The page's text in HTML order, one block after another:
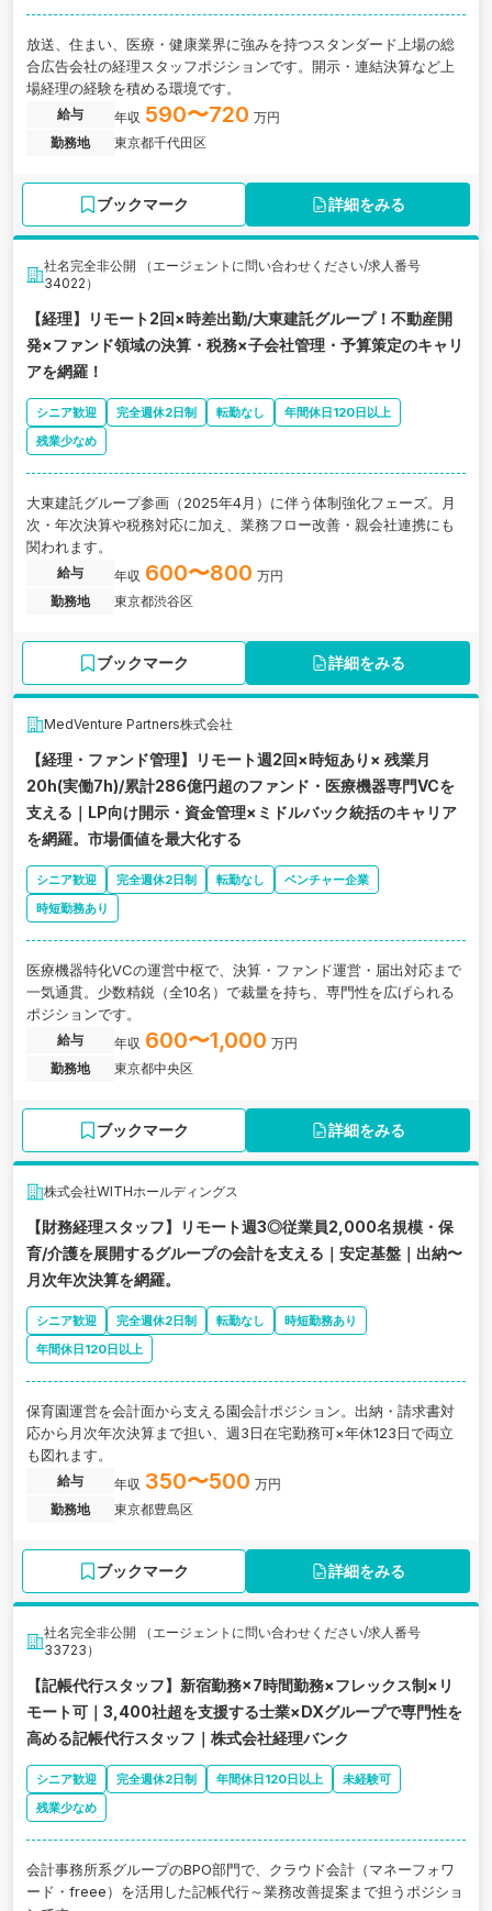
放送、住まい、医療・健康業界に強みを持つスタンダード上場の総
合広告会社の経理スタッフポジションです。開示・連結決算など上
場経理の経験を積める環境です。
給与 年収 590〜720 万円
勤務地
東京都千代田区
ブックマーク 詳細をみる
社名完全非公開 （エージェントに問い合わせください/求人番号
34022）
【経理】リモート2回×時差出勤/大東建託グループ！不動産開
発×ファンド領域の決算・税務×子会社管理・予算策定のキャリ
アを網羅！
シニア歓迎 完全週休2日制 転勤なし
年間休日120日以上
残業少なめ
大東建託グループ参画（2025年4月）に伴う体制強化フェーズ。月
次・年次決算や税務対応に加え、業務フロー改善・親会社連携にも
関われます。
給与 年収 600〜800 万円
勤務地
東京都渋谷区
ブックマーク 詳細をみる
MedVenture Partners株式会社
【経理・ファンド管理】リモート週2回×時短あり× 残業月
20h(実働7h)/累計286億円超のファンド・医療機器専門VCを
支える｜LP向け開示・資金管理×ミドルバック統括のキャリア
を網羅。市場価値を最大化する
シニア歓迎 完全週休2日制 転勤なし
ベンチャー企業
時短勤務あり
医療機器特化VCの運営中枢で、決算・ファンド運営・届出対応まで
一気通貫。少数精鋭（全10名）で裁量を持ち、専門性を広げられる
ポジションです。
給与 年収 600〜1,000 万円
勤務地
東京都中央区
ブックマーク 詳細をみる
株式会社WITHホールディングス
【財務経理スタッフ】リモート週3◎従業員2,000名規模・保
育/介護を展開するグループの会計を支える｜安定基盤｜出納〜
月次年次決算を網羅。
シニア歓迎 完全週休2日制 転勤なし
時短勤務あり
年間休日120日以上
保育園運営を会計面から支える園会計ポジション。出納・請求書対
応から月次年次決算まで担い、週3日在宅勤務可×年休123日で両立
も図れます。
給与 年収 350〜500 万円
勤務地
東京都豊島区
ブックマーク 詳細をみる
社名完全非公開 （エージェントに問い合わせください/求人番号
33723）
【記帳代行スタッフ】新宿勤務×7時間勤務×フレックス制×リ
モート可｜3,400社超を支援する士業×DXグループで専門性を
高める記帳代行スタッフ｜株式会社経理バンク
シニア歓迎 完全週休2日制 年間休日120日以上
未経験可
残業少なめ
会計事務所系グループのBPO部門で、クラウド会計（マネーフォワ
ード・freee）を活用した記帳代行～業務改善提案まで担うポジショ